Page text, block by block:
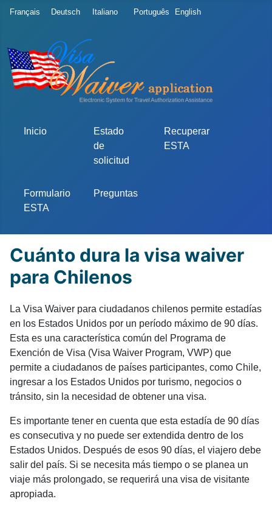
Seleccione su idioma
Français Deutsch Italiano Português English
Inicio
Estado
de
solicitud
Recuperar
ESTA
Formulario
ESTA
Preguntas
Cuánto dura la visa waiver
para Chilenos
La Visa Waiver para ciudadanos chilenos permite estadías
en los Estados Unidos por un período máximo de 90 días.
Esta es una característica común del Programa de
Exención de Visa (Visa Waiver Program, VWP) que
permite a ciudadanos de países participantes, como Chile,
ingresar a los Estados Unidos por turismo, negocios o
tránsito, sin la necesidad de obtener una visa.
Es importante tener en cuenta que esta estadía de 90 días
es consecutiva y no puede ser extendida dentro de los
Estados Unidos. Después de esos 90 días, el viajero debe
salir del país. Si se necesita más tiempo o se planea un
viaje más prolongado, se requerirá una visa de visitante
apropiada.